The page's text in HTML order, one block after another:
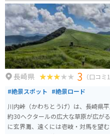
しく、自然の美しさを堪能できます
クニックや散策に最適な場所です。
アを満喫することができます。アク
間の距離にあります。
長崎県 3 （口コミ
#絶景スポット #絶景ロード
川内峠（かわちとうげ）は、長崎県
約30ヘクタールの広大な草原が広が
に玄界灘、遠くには壱岐・対馬を望